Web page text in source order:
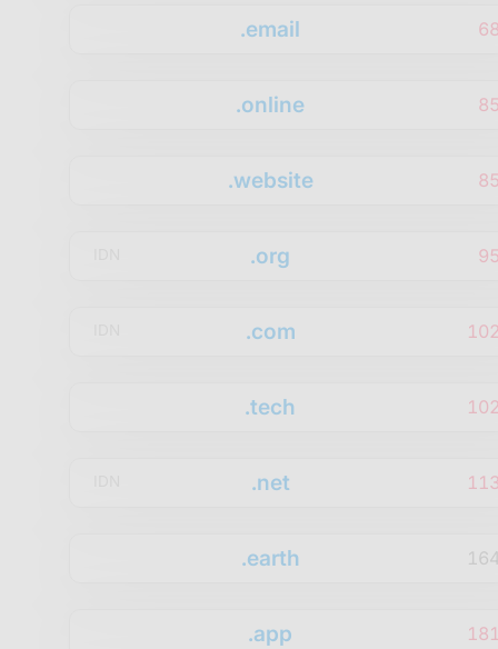
.email
.online
.website
.org
.com
.tech
.net
.earth
.app